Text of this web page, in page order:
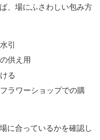
、場にふさわしい包み方
引
供え用
る
ラワーショップでの購
に合っているかを確認し